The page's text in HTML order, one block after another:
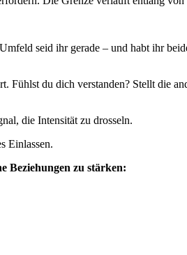
seid ihr gerade – und habt ihr
du dich verstanden? Stellt die
die Intensität zu drosseln.
Einlassen.
Beziehungen zu stärken: